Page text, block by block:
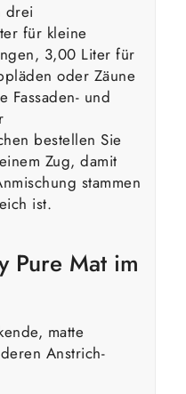
drei
für kleine
3,00 Liter für
oder Zäune
Fassaden- und
bestellen Sie
Zug, damit
stammen
ist.
Pure Mat im
matte
Anstrich-